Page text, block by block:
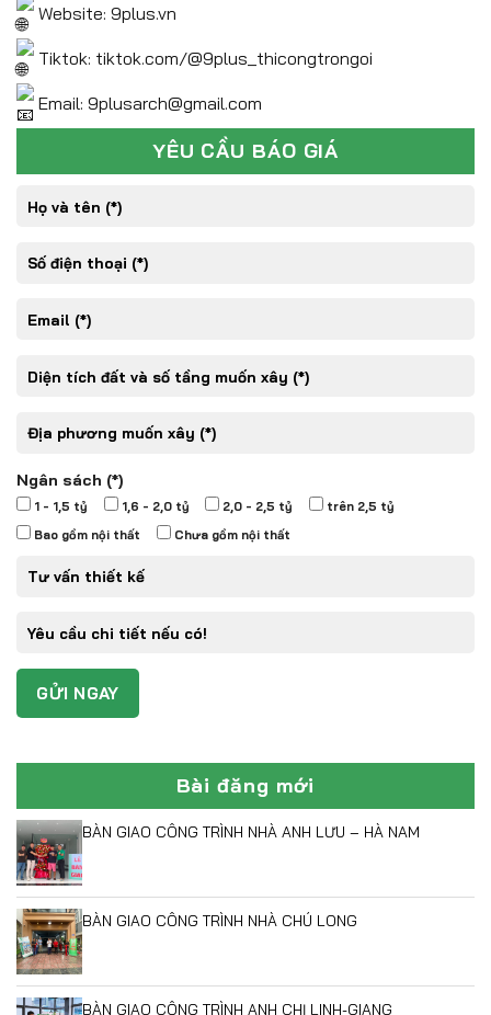
Website: 9plus.vn
Tiktok: tiktok.com/@9plus_thicongtrongoi
Email: 9plusarch@gmail.com
YÊU CẦU BÁO GIÁ
Ngân sách (*)
1 - 1,5 tỷ 1,6 - 2,0 tỷ 2,0 - 2,5 tỷ
trên 2,5 tỷ
Bao gồm nội thất
Chưa gồm nội thất
Bài đăng mới
BÀN GIAO CÔNG TRÌNH NHÀ ANH LƯU – HÀ NAM
BÀN GIAO CÔNG TRÌNH NHÀ CHÚ LONG
BÀN GIAO CÔNG TRÌNH ANH CHỊ LINH-GIANG